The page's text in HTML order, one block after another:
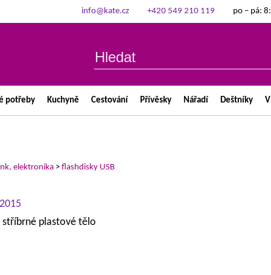
info@kate.cz +420 549 210 119 po – pá:
potřeby Kuchyně Cestování Přívěsky Nářadí Deštníky
elektronika > flashdisky USB
plastové tělo